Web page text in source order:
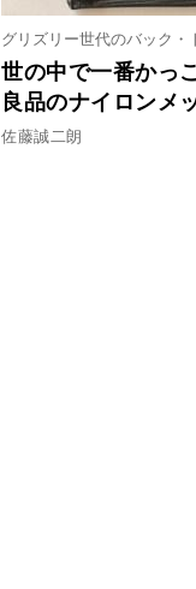
グリズリー世代のバック・
世の中で一番かっ
良品のナイロンメ
佐藤誠二朗